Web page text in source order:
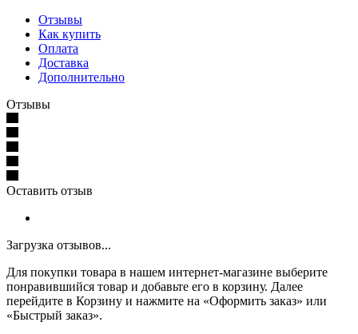
Отзывы
Как купить
Оплата
Доставка
Дополнительно
Отзывы
Оставить отзыв
Загрузка отзывов...
Для покупки товара в нашем интернет-магазине выберите
понравившийся товар и добавьте его в корзину. Далее
перейдите в Корзину и нажмите на «Оформить заказ» или
«Быстрый заказ».